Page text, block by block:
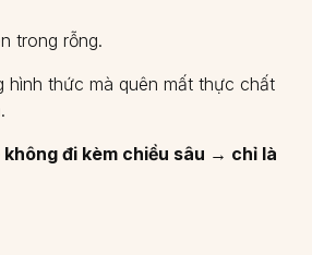
trong rỗng.
hình thức mà quên mất thực chất
không đi kèm chiều sâu → chỉ là